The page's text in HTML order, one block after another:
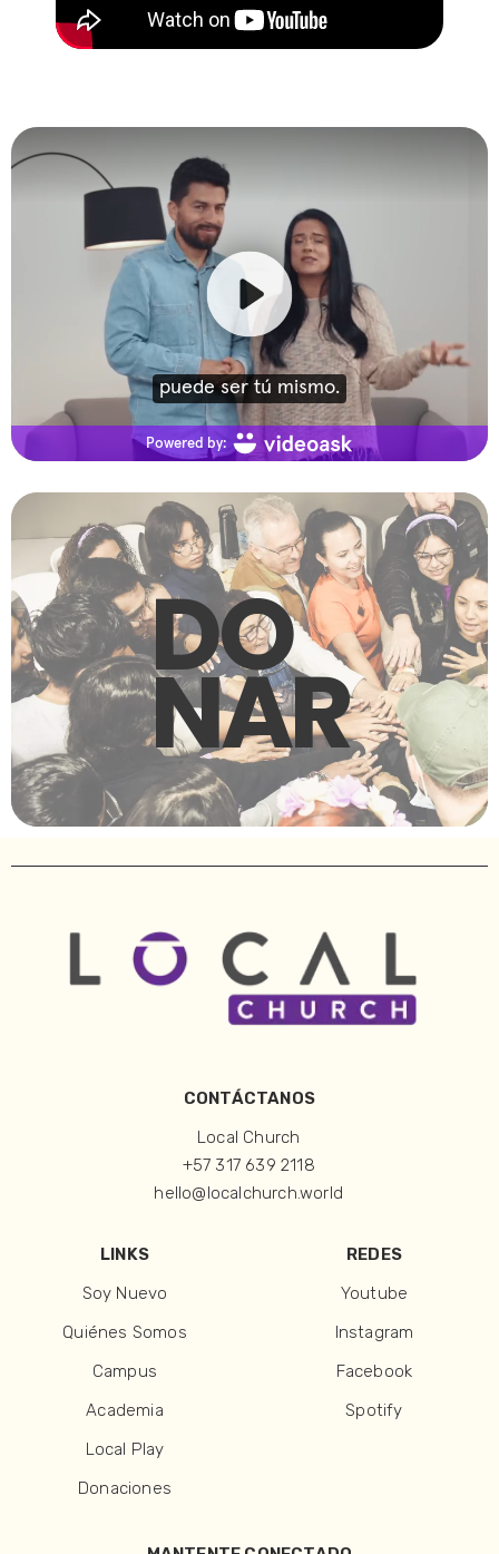
DO
NAR
CONTÁCTANOS
Local Church
+57 317 639 2118
hello@localchurch.world
LINKS
Soy Nuevo
Quiénes Somos
Campus
Academia
Local Play
Donaciones
REDES
Youtube
Instagram
Facebook
Spotify